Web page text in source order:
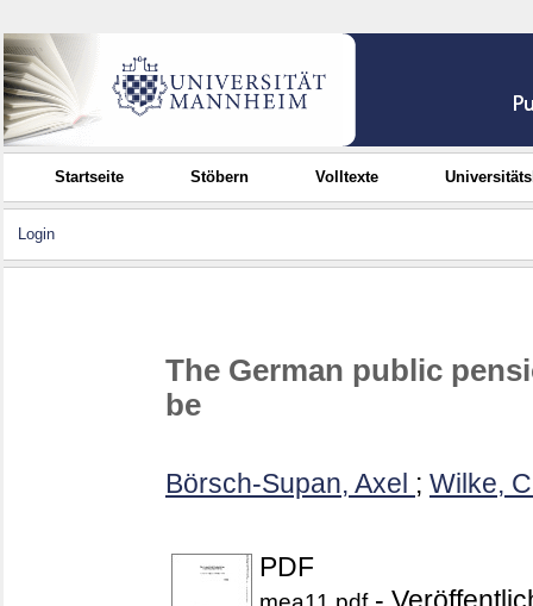
Startseite Stöbern Volltexte
Login
The German public
be
Börsch-Supan, Axel ; Wilke,
PDF